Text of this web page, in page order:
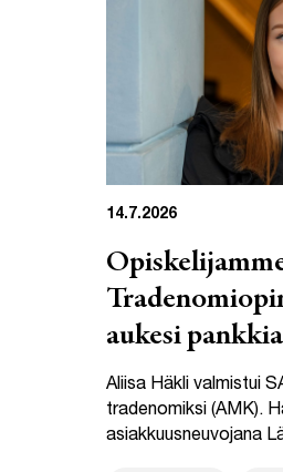
14.7.2026
aukesi
Aliisa Häkli valmistui
tradenomiksi (AMK).
asiakkuusneuvojana